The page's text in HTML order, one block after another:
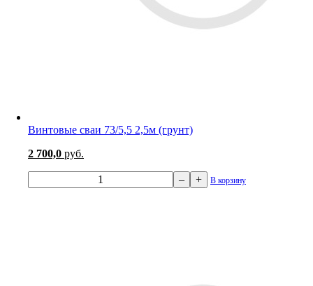
Винтовые сваи 73/5,5 2,5м (грунт)
2 700,0 руб.
– + В корзину